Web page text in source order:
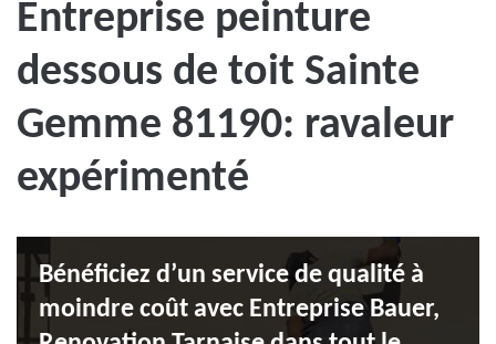
Entreprise peinture
dessous de toit Sainte
Gemme 81190: ravaleur
expérimenté
Bénéficiez d’un service de qualité à
moindre coût avec Entreprise Bauer,